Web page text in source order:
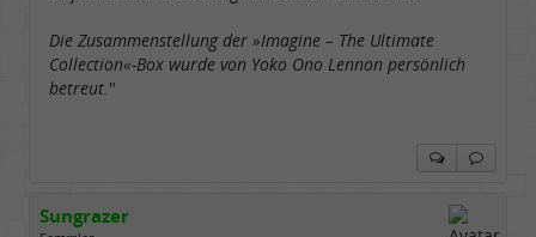
Die Zusammenstellung der »Imagine – The Ultimate
Collection«-Box wurde von Yoko Ono Lennon persönlich
betreut."
Sungrazer